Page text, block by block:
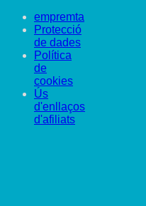
empremta
Protecció
de dades
Política
de
cookies
Ús
d'enllaços
d'afiliats